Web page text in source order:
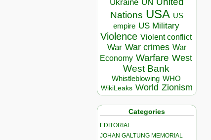
Ukraine UN
Nations USA US
empire US Military
Violence Violent conflict
War War crimes War
Economy Warfare West
West Bank
Whistleblowing WHO
WikiLeaks World Zionism
Categories
EDITORIAL
JOHAN GALTUNG MEMORIAL